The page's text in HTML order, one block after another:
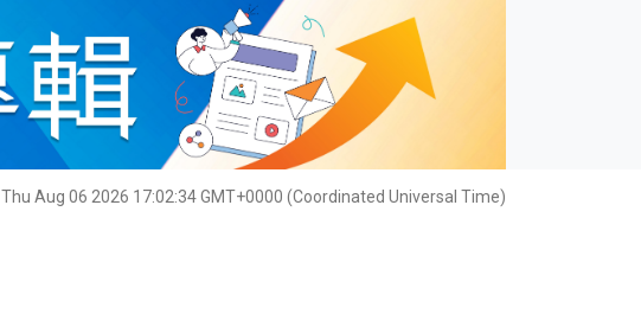
Thu Aug 06 2026 17:02:35 GMT+0000 (Coordinated Universal Time)
名家榜 灼見活動 關於我們